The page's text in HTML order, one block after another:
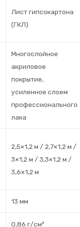
Лист гипсокартона
(ГКЛ)
Многослойное
акриловое
покрытие,
усиленное слоем
профессионального
лака
2,5×1,2 м / 2,7×1,2 м /
3×1,2 м / 3,3×1,2 м /
3,6×1,2 м
13 мм
0,86 г/см³